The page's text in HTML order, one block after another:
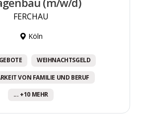
FERCHAU
Köln
WEIHNACHTSGELD
VON FAMILIE UND BERUF
... +10 MEHR